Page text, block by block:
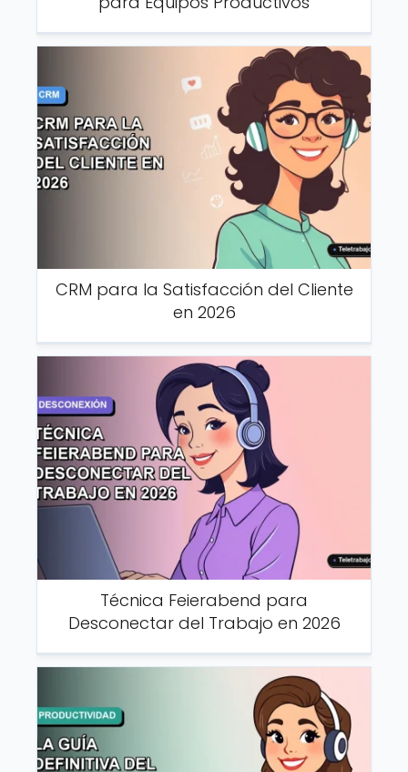
CRM para la Satisfacción del Cliente
en 2026
Técnica Feierabend para
Desconectar del Trabajo en 2026